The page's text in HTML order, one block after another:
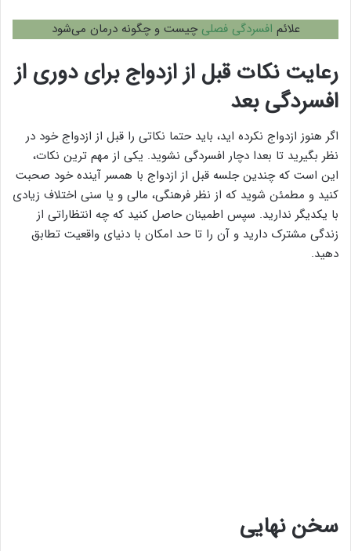
علائم افسردگی فصلی چیست و چگونه درمان می‌شود
رعایت نکات قبل از ازدواج برای دوری از
افسردگی بعد
اگر هنوز ازدواج نکرده اید، باید حتما نکاتی را قبل از ازدواج خود در
نظر بگیرید تا بعدا دچار افسردگی نشوید. یکی از مهم ترین نکات،
این است که چندین جلسه قبل از ازدواج با همسر آینده خود صحبت
کنید و مطمئن شوید که از نظر فرهنگی، مالی و یا سنی اختلاف زیادی
با یکدیگر ندارید. سپس اطمینان حاصل کنید که چه انتظاراتی از
زندگی مشترک دارید و آن را تا حد امکان با دنیای واقعیت تطابق
دهید.
سخن نهایی